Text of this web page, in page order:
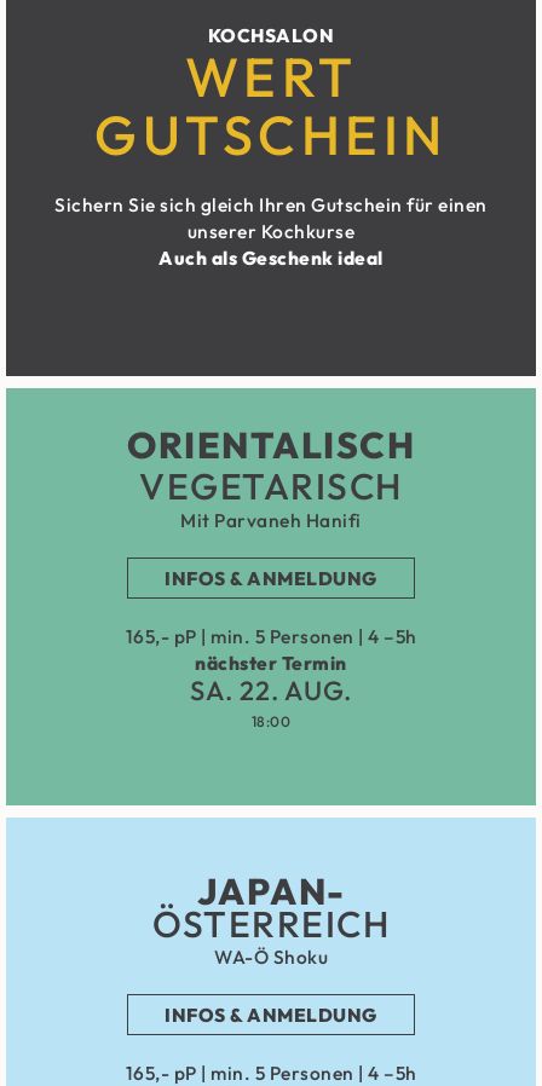
KOCHSALON
WERT
GUTSCHEIN
Sichern Sie sich gleich Ihren Gutschein für einen
unserer Kochkurse
Auch als Geschenk ideal
ORIENTALISCH
VEGETARISCH
Mit Parvaneh Hanifi
INFOS & ANMELDUNG
165,- pP | min. 5 Personen | 4 –5h
nächster Termin
SA. 22. AUG.
18:00
JAPAN-
ÖSTERREICH
WA-Ö Shoku
INFOS & ANMELDUNG
165,- pP | min. 5 Personen | 4 –5h